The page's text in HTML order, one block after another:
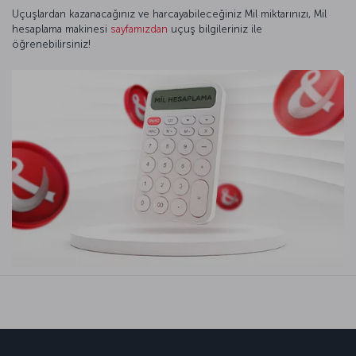
Uçuşlardan kazanacağınız ve harcayabileceğiniz Mil miktarınızı, Mil
hesaplama makinesi sayfamızdan uçuş bilgileriniz ile
öğrenebilirsiniz!